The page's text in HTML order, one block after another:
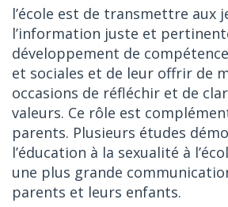
l’école est de transmettre aux
l’information juste et
développement de
et sociales et de leur offrir de
occasions de réfléchir et de
valeurs. Ce rôle est
parents. Plusieurs études
l’éducation à la sexualité à
une plus grande
parents et leurs enfants.